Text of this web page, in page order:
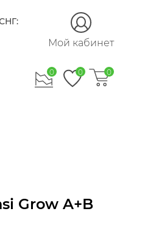
Мой кабинет
0 0 0
Grow A+B